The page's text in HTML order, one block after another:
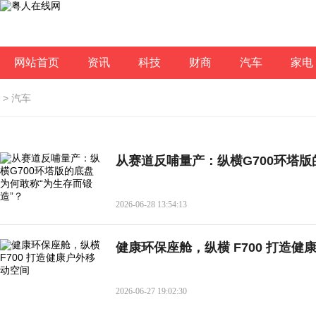
网站首页 资讯 科技 财商 汽车 家电
> 汽车
从赛道反哺量产：纵横G700环塔
2026-06-28 13:54:13
健康环保座舱，纵横 F700 打造健
2026-06-27 19:02:30